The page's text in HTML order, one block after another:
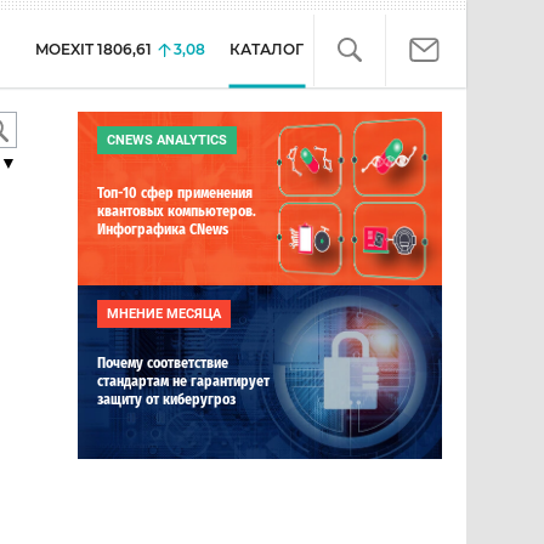
MOEXIT 1806,61 3,08 КАТАЛОГ
CNEWS ANALYTICS
Топ-10 сфер применения
квантовых компьютеров.
Инфографика CNews
МНЕНИЕ МЕСЯЦА
Почему соответствие
стандартам не гарантирует
защиту от киберугроз